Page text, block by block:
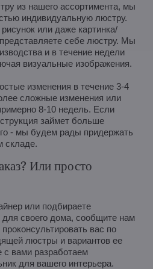
из нашего ассортимента, мы
индивидуальную люстру.
или даже картинка/
себе люстру. Мы
и в течение недели
визуальные изображения.
изменения в течение 3-4
сложные изменения или
8-10 недель. Если
займет больше
- мы будем рады придержать
складе.
Или просто
или подбираете
своего дома, сообщите нам
вас по
люстры и вариантов ее
вами разработаем
для вашего интерьера.